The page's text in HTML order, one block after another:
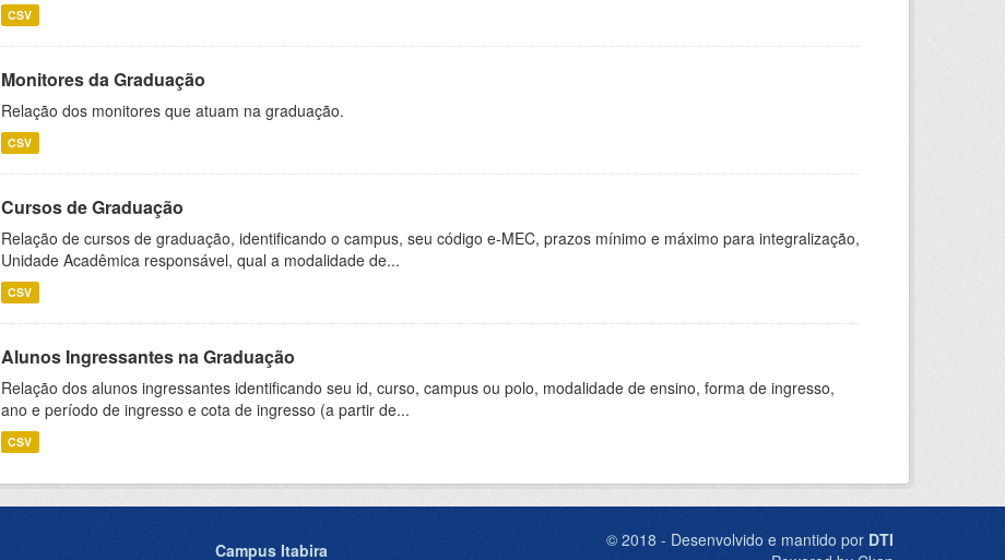
CSV
Monitores da Graduação
Relação dos monitores que atuam na graduação.
CSV
Cursos de Graduação
Relação de cursos de graduação, identificando o campus, seu código e-MEC, prazos mínimo e máximo para integralização,
Unidade Acadêmica responsável, qual a modalidade de...
CSV
Alunos Ingressantes na Graduação
Relação dos alunos ingressantes identificando seu id, curso, campus ou polo, modalidade de ensino, forma de ingresso,
ano e período de ingresso e cota de ingresso (a partir de...
CSV
Campus Itabira © 2018 - Desenvolvido e mantido por DTI